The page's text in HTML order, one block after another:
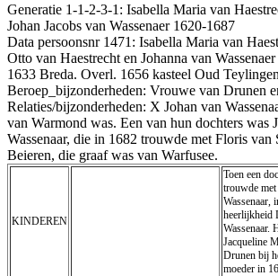
Generatie 1-1-2-3-1: Isabella Maria van
Johan Jacobs van Wassenaer 1620-1687
Data persoonsnr 1471: Isabella Maria van
Otto van Haestrecht en Johanna van
1633 Breda. Overl. 1656 kasteel Oud
Beroep_bijzonderheden: Vrouwe van Drunen
Relaties/bijzonderheden: X Johan van
van Warmond was. Een van hun dochters was
Wassenaar, die in 1682 trouwde met Floris van
Beieren, die graaf was van Warfusee.
KINDEREN
Toen een
trouwde
Wassenaar,
heerlijkheid
Wassenaar.
Jacqueline
Drunen bij
moeder in